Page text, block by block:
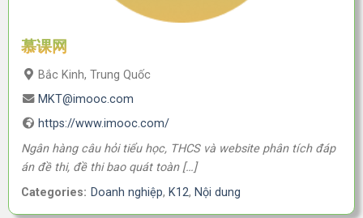
慕课网
Bắc Kinh, Trung Quốc
MKT@imooc.com
https://www.imooc.com/
Ngân hàng câu hỏi tiểu học, THCS và website phân tích đáp
án đề thi, đề thi bao quát toàn […]
Categories: Doanh nghiệp, K12, Nội dung